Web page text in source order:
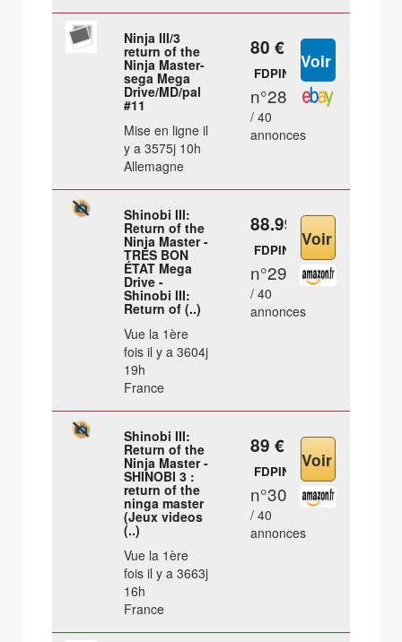
Ninja III/3
return of the
Ninja Master-
sega Mega
Drive/MD/pal
#11
Mise en ligne il
y a 3575j 10h
Allemagne
80 €
FDPIN
n°28
/ 40
annonces
Shinobi III:
Return of the
Ninja Master -
TRÈS BON
ÉTAT Mega
Drive -
Shinobi III:
Return of (..)
Vue la 1ère
fois il y a 3604j
19h
France
88.99 €
FDPIN
n°29
/ 40
annonces
Shinobi III:
Return of the
Ninja Master -
SHINOBI 3 :
return of the
ninga master
(Jeux videos
(..)
Vue la 1ère
fois il y a 3663j
16h
France
89 €
FDPIN
n°30
/ 40
annonces